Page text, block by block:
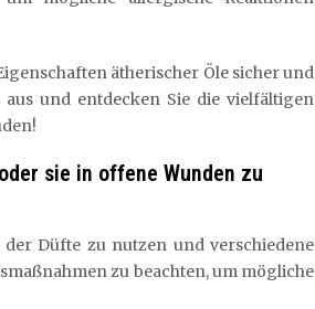
ätherischer Öle sicher und
und entdecken Sie die vielfältigen
sie in offene Wunden zu
Düfte zu nutzen und verschiedene
zu beachten, um mögliche